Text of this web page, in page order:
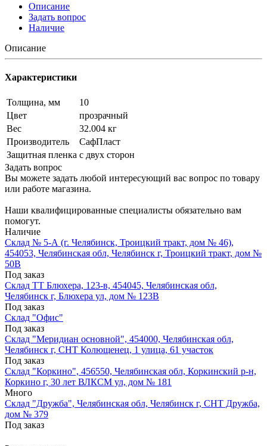
Описание
Задать вопрос
Наличие
Описание
Характеристики
Толщина, мм
10
Цвет
прозрачный
Вес
32.004 кг
Производитель
СафПласт
Защитная пленка с двух сторон
Задать вопрос
Вы можете задать любой интересующий вас вопрос по товару
или работе магазина.
Наши квалифицированные специалисты обязательно вам
помогут.
Наличие
Склад № 5-А (г. Челябинск, Троицкий тракт, дом № 46),
454053, Челябинская обл, Челябинск г, Троицкий тракт, дом №
50В
Под заказ
Склад ТТ Блюхера, 123-в, 454045, Челябинская обл,
Челябинск г, Блюхера ул, дом № 123В
Под заказ
Склад "Офис"
Под заказ
Склад "Меридиан основной", 454000, Челябинская обл,
Челябинск г, СНТ Колющенец, 1 улица, 61 участок
Под заказ
Склад "Коркино", 456550, Челябинская обл, Коркинский р-н,
Коркино г, 30 лет ВЛКСМ ул, дом № 181
Много
Склад "Дружба", Челябинская обл, Челябинск г, СНТ Дружба,
дом № 379
Под заказ